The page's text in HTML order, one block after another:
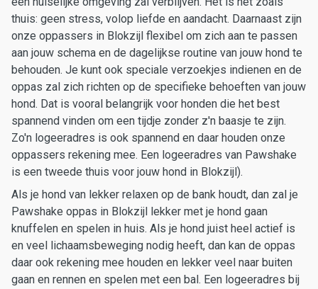
thuis: geen stress, volop liefde en aandacht. Daarnaast zijn
onze oppassers in Blokzijl flexibel om zich aan te passen
aan jouw schema en de dagelijkse routine van jouw hond te
behouden. Je kunt ook speciale verzoekjes indienen en de
oppas zal zich richten op de specifieke behoeften van jouw
hond. Dat is vooral belangrijk voor honden die het best
spannend vinden om een tijdje zonder z'n baasje te zijn.
Zo'n logeeradres is ook spannend en daar houden onze
oppassers rekening mee. Een logeeradres van Pawshake
is een tweede thuis voor jouw hond in Blokzijl).
Als je hond van lekker relaxen op de bank houdt, dan zal je
Pawshake oppas in Blokzijl lekker met je hond gaan
knuffelen en spelen in huis. Als je hond juist heel actief is
en veel lichaamsbeweging nodig heeft, dan kan de oppas
daar ook rekening mee houden en lekker veel naar buiten
gaan en rennen en spelen met een bal. Een logeeradres bij